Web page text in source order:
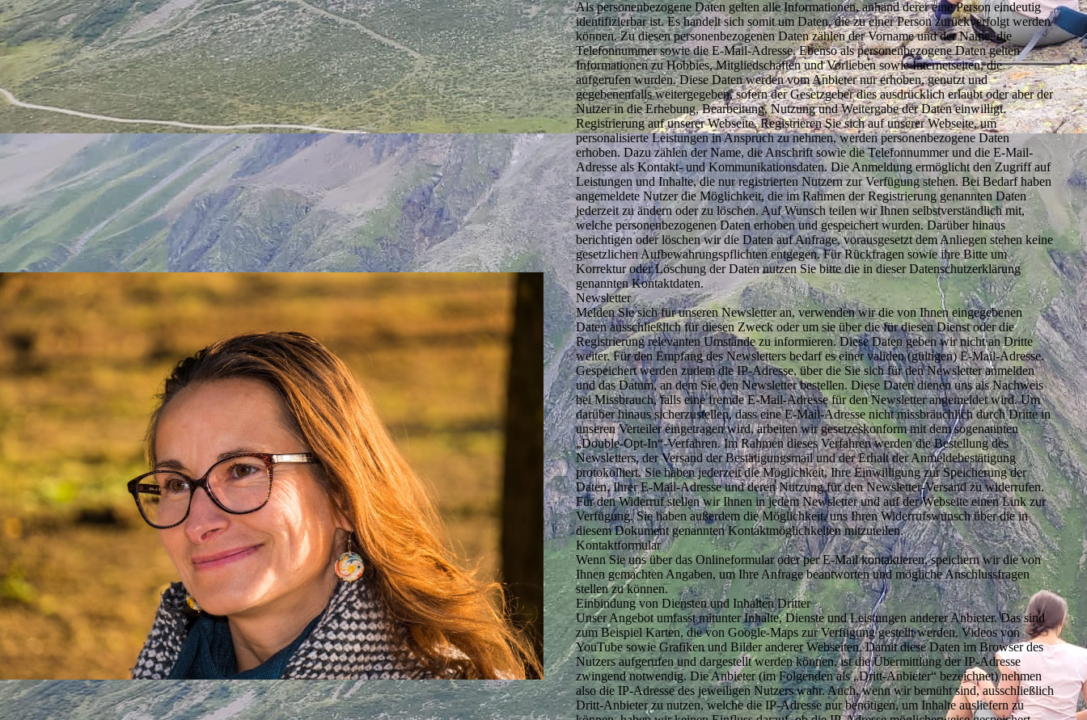
Als personenbezogene Daten gelten alle Informationen, anhand derer eine Person eindeutig
identifizierbar ist. Es handelt sich somit um Daten, die zu einer Person zurückverfolgt werden
können. Zu diesen personenbezogenen Daten zählen der Vorname und der Name, die
Telefonnummer sowie die E-Mail-Adresse. Ebenso als personenbezogene Daten gelten
Informationen zu Hobbies, Mitgliedschaften und Vorlieben sowie Internetseiten, die
aufgerufen wurden. Diese Daten werden vom Anbieter nur erhoben, genutzt und
gegebenenfalls weitergegeben, sofern der Gesetzgeber dies ausdrücklich erlaubt oder aber der
Nutzer in die Erhebung, Bearbeitung, Nutzung und Weitergabe der Daten einwilligt.
Registrierung auf unserer Webseite. Registrieren Sie sich auf unserer Webseite, um
personalisierte Leistungen in Anspruch zu nehmen, werden personenbezogene Daten
erhoben. Dazu zählen der Name, die Anschrift sowie die Telefonnummer und die E-Mail-
Adresse als Kontakt- und Kommunikationsdaten. Die Anmeldung ermöglicht den Zugriff auf
Leistungen und Inhalte, die nur registrierten Nutzern zur Verfügung stehen. Bei Bedarf haben
angemeldete Nutzer die Möglichkeit, die im Rahmen der Registrierung genannten Daten
jederzeit zu ändern oder zu löschen. Auf Wunsch teilen wir Ihnen selbstverständlich mit,
welche personenbezogenen Daten erhoben und gespeichert wurden. Darüber hinaus
berichtigen oder löschen wir die Daten auf Anfrage, vorausgesetzt dem Anliegen stehen keine
gesetzlichen Aufbewahrungspflichten entgegen. Für Rückfragen sowie ihre Bitte um
Korrektur oder Löschung der Daten nutzen Sie bitte die in dieser Datenschutzerklärung
genannten Kontaktdaten.
Newsletter
Melden Sie sich für unseren Newsletter an, verwenden wir die von Ihnen eingegebenen
Daten ausschließlich für diesen Zweck oder um sie über die für diesen Dienst oder die
Registrierung relevanten Umstände zu informieren. Diese Daten geben wir nicht an Dritte
weiter. Für den Empfang des Newsletters bedarf es einer validen (gültigen) E-Mail-Adresse.
Gespeichert werden zudem die IP-Adresse, über die Sie sich für den Newsletter anmelden
und das Datum, an dem Sie den Newsletter bestellen. Diese Daten dienen uns als Nachweis
bei Missbrauch, falls eine fremde E-Mail-Adresse für den Newsletter angemeldet wird. Um
darüber hinaus sicherzustellen, dass eine E-Mail-Adresse nicht missbräuchlich durch Dritte in
unseren Verteiler eingetragen wird, arbeiten wir gesetzeskonform mit dem sogenannten
„Double-Opt-In“-Verfahren. Im Rahmen dieses Verfahren werden die Bestellung des
Newsletters, der Versand der Bestätigungsmail und der Erhalt der Anmeldebestätigung
protokolliert. Sie haben jederzeit die Möglichkeit, Ihre Einwilligung zur Speicherung der
Daten, Ihrer E-Mail-Adresse und deren Nutzung für den Newsletter-Versand zu widerrufen.
Für den Widerruf stellen wir Ihnen in jedem Newsletter und auf der Webseite einen Link zur
Verfügung. Sie haben außerdem die Möglichkeit, uns Ihren Widerrufswunsch über die in
diesem Dokument genannten Kontaktmöglichkeiten mitzuteilen.
Kontaktformular
Wenn Sie uns über das Onlineformular oder per E-Mail kontaktieren, speichern wir die von
Ihnen gemachten Angaben, um Ihre Anfrage beantworten und mögliche Anschlussfragen
stellen zu können.
Einbindung von Diensten und Inhalten Dritter
Unser Angebot umfasst mitunter Inhalte, Dienste und Leistungen anderer Anbieter. Das sind
zum Beispiel Karten, die von Google-Maps zur Verfügung gestellt werden, Videos von
YouTube sowie Grafiken und Bilder anderer Webseiten. Damit diese Daten im Browser des
Nutzers aufgerufen und dargestellt werden können, ist die Übermittlung der IP-Adresse
zwingend notwendig. Die Anbieter (im Folgenden als „Dritt-Anbieter“ bezeichnet) nehmen
also die IP-Adresse des jeweiligen Nutzers wahr. Auch, wenn wir bemüht sind, ausschließlich
Dritt-Anbieter zu nutzen, welche die IP-Adresse nur benötigen, um Inhalte ausliefern zu